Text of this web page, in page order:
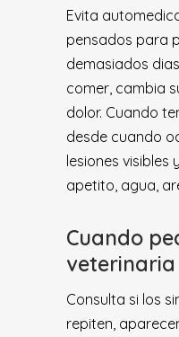
Evita
pensados para
demasiados
comer, cambia
dolor. Cuando
desde cuando
lesiones visibles
apetito, agua,
Cuando
veterinaria
Consulta si los
repiten,